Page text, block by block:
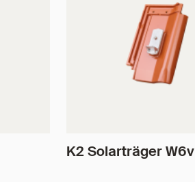
K2 Solarträger W6v